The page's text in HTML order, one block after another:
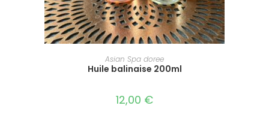
AJOUTER AU PANIER
Asian Spa doree
Huile balinaise 200ml
12,00 €